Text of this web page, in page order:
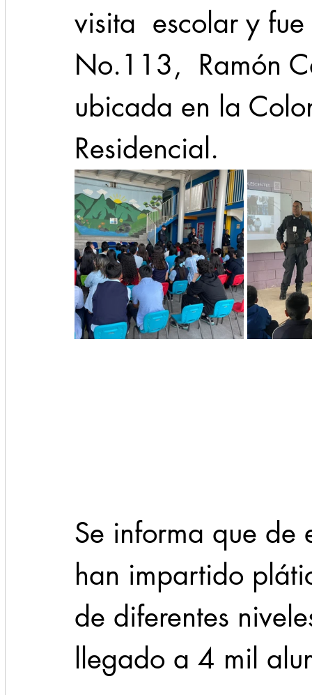
visita  escolar y
No.113,  Ramón
ubicada en la
Residencial.
Se informa que
han impartido
de diferentes
llegado a 4 mil